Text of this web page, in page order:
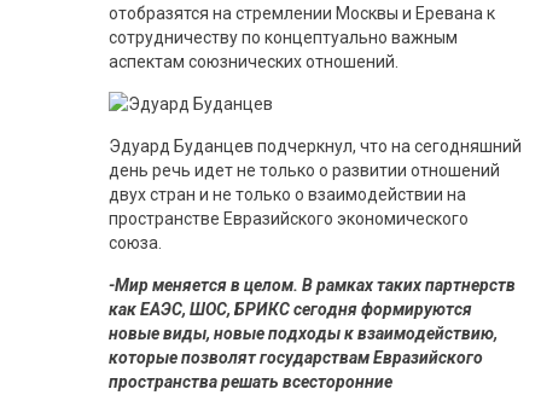
отобразятся на стремлении Москвы и Еревана к
сотрудничеству по концептуально важным
аспектам союзнических отношений.
Эдуард Буданцев подчеркнул, что на сегодняшний
день речь идет не только о развитии отношений
двух стран и не только о взаимодействии на
пространстве Евразийского экономического
союза.
-Мир меняется в целом. В рамках таких партнерств
как ЕАЭС, ШОС, БРИКС сегодня формируются
новые виды, новые подходы к взаимодействию,
которые позволят государствам Евразийского
пространства решать всесторонние